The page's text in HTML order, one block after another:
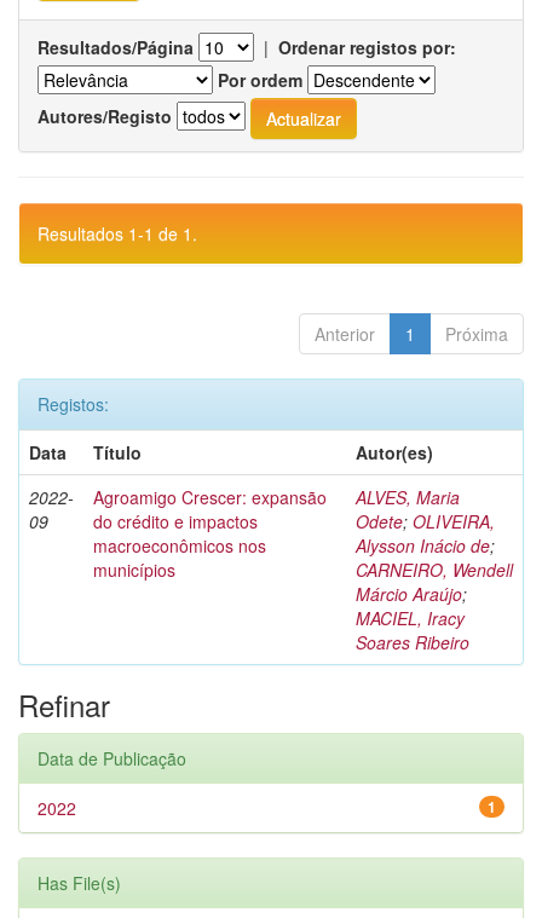
Resultados/Página | Ordenar registos por:
Por ordem
Autores/Registo
Resultados 1-1 de 1.
Anterior 1 Próxima
Registos:
Data
Título
Autor(es)
2022-
09
Agroamigo Crescer: expansão
do crédito e impactos
macroeconômicos nos
municípios
ALVES, Maria
Odete; OLIVEIRA,
Alysson Inácio de;
CARNEIRO, Wendell
Márcio Araújo;
MACIEL, Iracy
Soares Ribeiro
Refinar
Data de Publicação
1
2022
Has File(s)